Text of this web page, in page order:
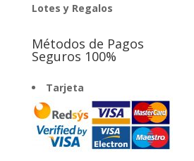
Lotes y Regalos
Métodos de Pagos
Seguros 100%
Tarjeta